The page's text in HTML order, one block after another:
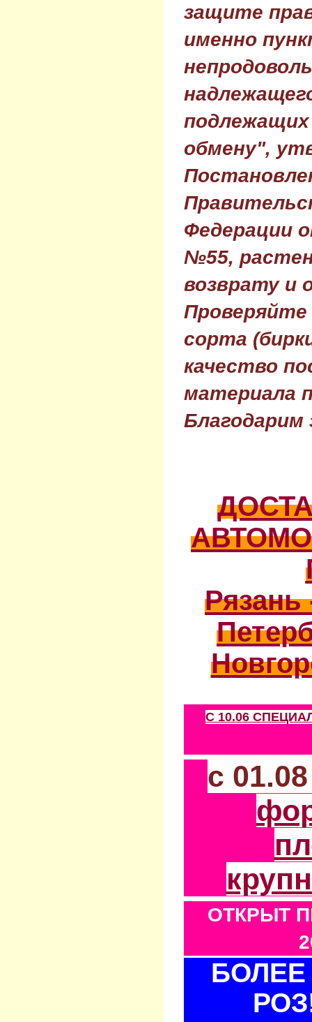
защите
именно
обмену",
Федерации
№55,
возврату и
Проверяйте
сорта
качество
материала
Благодарим
Рязань
С 10.06
с
ОТКРЫТ
БОЛЕЕ